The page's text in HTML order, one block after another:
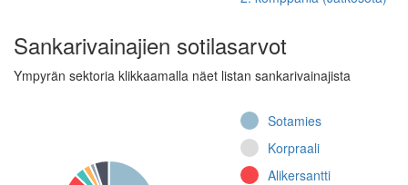
65, II pataljoona, 5.
Jalkaväkirykmentti 6,
27, 2. komppania
(Jatkosota)
Sankarivainajien sotilasarvot
Ympyrän sektoria klikkaamalla näet listan sankarivainajista
Sotamies
Korpraali
Alikersantti